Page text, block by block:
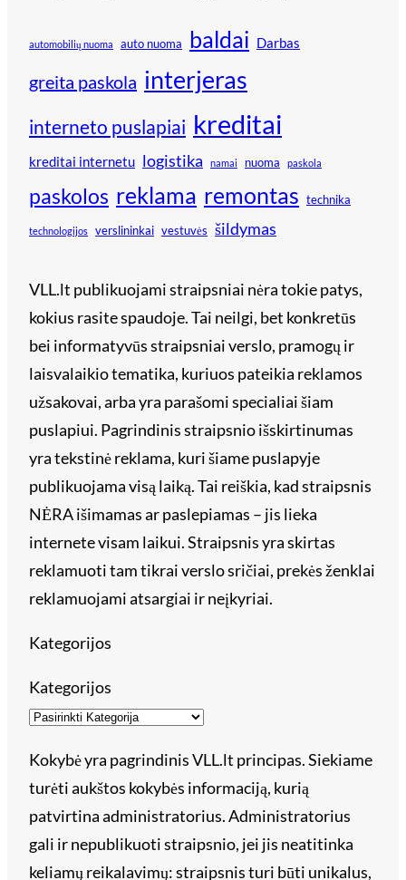
automobilių nuoma auto nuoma baldai Darbas
greita paskola interjeras
interneto puslapiai kreditai
kreditai internetu logistika namai nuoma paskola
paskolos reklama remontas technika
technologijos verslininkai vestuvės šildymas
VLL.lt publikuojami straipsniai nėra tokie patys,
kokius rasite spaudoje. Tai neilgi, bet konkretūs
bei informatyvūs straipsniai verslo, pramogų ir
laisvalaikio tematika, kuriuos pateikia reklamos
užsakovai, arba yra parašomi specialiai šiam
puslapiui. Pagrindinis straipsnio išskirtinumas
yra tekstinė reklama, kuri šiame puslapyje
publikuojama visą laiką. Tai reiškia, kad straipsnis
NĖRA išimamas ar paslepiamas – jis lieka
internete visam laikui. Straipsnis yra skirtas
reklamuoti tam tikrai verslo sričiai, prekės ženklai
reklamuojami atsargiai ir neįkyriai.
Kategorijos
Kategorijos
Kokybė yra pagrindinis VLL.lt principas. Siekiame
turėti aukštos kokybės informaciją, kurią
patvirtina administratorius. Administratorius
gali ir nepublikuoti straipsnio, jei jis neatitinka
keliamų reikalavimų: straipsnis turi būti unikalus,